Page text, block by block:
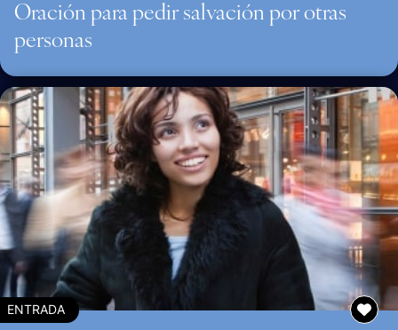
Oración para pedir salvación por otras
personas
ENTRADA